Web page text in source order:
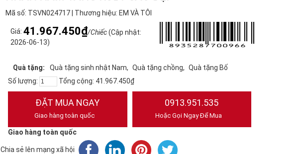
Mã số: TSVN024717 | Thương hiệu: EM VÀ TÔI
Giá: 41.967.450₫/Chiếc(Cập nhật:
2026-06-13)
Quà tặng: Quà tặng sinh nhật Nam Quà tặng chồng
Quà tặng Bố
Số lượng:
Tổng cộng: 41.967.450₫
ĐẶT MUA NGAY
Giao hàng toàn quốc
0913.951.535
Hoặc Gọi Ngay Để Mua
Giao hàng toàn quốc
Chia sẻ lên mạng xã hội